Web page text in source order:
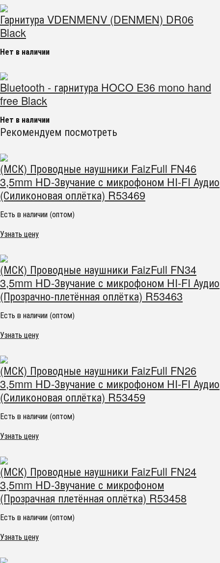
Гарнитура VDENMENV (DENMEN) DR06
Black
Нет в наличии
Bluetooth - гарнитура HOCO E36 mono hand
free Black
Нет в наличии
Рекомендуем посмотреть
(МСК) Проводные наушники FaizFull FN46
3,5mm HD-Звучание с микрофоном HI-FI Аудио
(Силиконовая оплётка) R53469
Есть в наличии (оптом)
Узнать цену
(МСК) Проводные наушники FaizFull FN34
3,5mm HD-Звучание с микрофоном HI-FI Аудио
(Прозрачно-плетённая оплётка) R53463
Есть в наличии (оптом)
Узнать цену
(МСК) Проводные наушники FaizFull FN26
3,5mm HD-Звучание с микрофоном HI-FI Аудио
(Силиконовая оплётка) R53459
Есть в наличии (оптом)
Узнать цену
(МСК) Проводные наушники FaizFull FN24
3,5mm HD-Звучание с микрофоном
(Прозрачная плетённая оплётка) R53458
Есть в наличии (оптом)
Узнать цену